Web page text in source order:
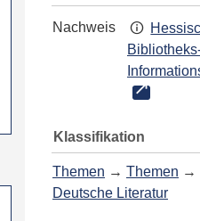
Nachweis
Klassifikation
Themen → Themen →
Deutsche Literatur